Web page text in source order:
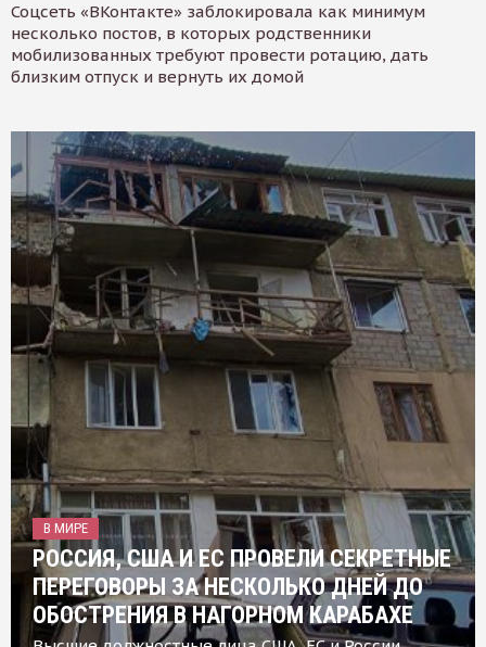
Соцсеть «ВКонтакте» заблокировала как минимум
несколько постов, в которых родственники
мобилизованных требуют провести ротацию, дать
близким отпуск и вернуть их домой
В МИРЕ
РОССИЯ, США И ЕС ПРОВЕЛИ СЕКРЕТНЫЕ
ПЕРЕГОВОРЫ ЗА НЕСКОЛЬКО ДНЕЙ ДО
ОБОСТРЕНИЯ В НАГОРНОМ КАРАБАХЕ